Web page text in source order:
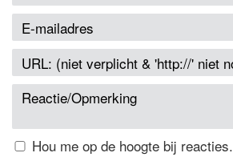
Hou me op de hoogte bij reacties.